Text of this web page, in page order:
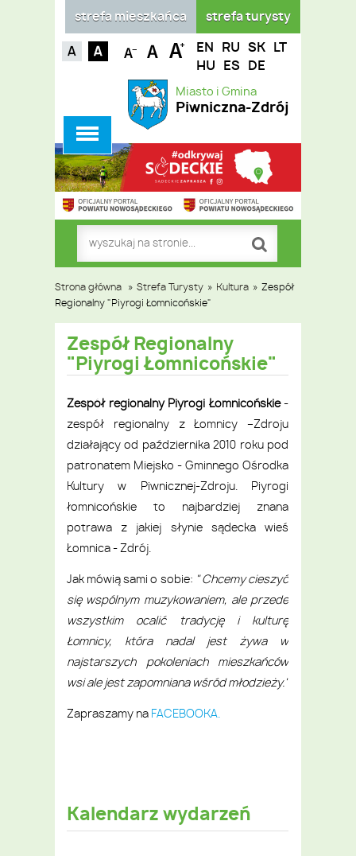
Miasto i Gmina
Piwniczna-Zdrój
EN RU SK
LT
HU
ES DE
strefa turysty
strefa mieszkańca
Strona główna » Strefa Turysty » Kultura » Zespół
Regionalny "Piyrogi Łomnicońskie"
Zespół Regionalny
"Piyrogi Łomnicońskie"
Zespół regionalny Piyrogi Łomnicońskie-
zespół regionalny z Łomnicy –Zdroju
działający od października 2010 roku pod
patronatem Miejsko - Gminnego Ośrodka
Kultury w Piwnicznej-Zdroju. Piyrogi
łomnicońskie to najbardziej znana
potrawa z jakiej słynie sądecka wieś
Łomnica - Zdrój.
Jak mówią sami o sobie: " Chcemy cieszyć
się wspólnym muzykowaniem, ale przede
wszystkim ocalić tradycję i kulturę
Łomnicy, która nadal jest żywa w
najstarszych pokoleniach mieszkańców
wsi ale jest zapomnianawśród młodzieży."
Zapraszamy na FACEBOOKA.
Kalendarz wydarzeń